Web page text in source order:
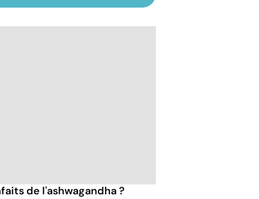
de l'ashwagandha ?